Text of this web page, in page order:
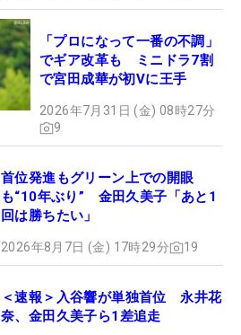
「プロになって一番の不調」
でギア改革も ミニドラ7割
で宮田成華が初Vに王手
2026年7月31日 (金) 08時27分
9
首位発進もグリーン上での開眼
も“10年ぶり” 金田久美子「あと1
回は勝ちたい」
2026年8月7日 (金) 17時29分 19
＜速報＞入谷響が単独首位 永井花
奈、金田久美子ら1差追走